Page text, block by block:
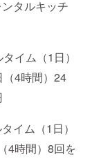
タルキッチ
イム（1日）
（4時間）24
イム（1日）
4時間）8回を